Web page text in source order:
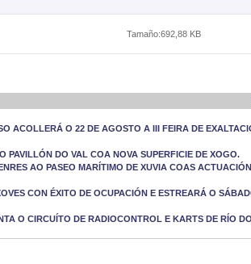
Tamaño:692,88 KB
ACOLLERÁ O 22 DE AGOSTO A III FEIRA DE
PAVILLÓN DO VAL COA NOVA SUPERFICIE DE XOGO.
AO PASEO MARÍTIMO DE XUVIA COAS
CON ÉXITO DE OCUPACIÓN E ESTREARÁ O
O CIRCUÍTO DE RADIOCONTROL E KARTS DE RÍO